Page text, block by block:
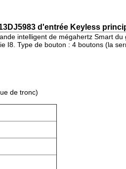
d'entrée Keyless
intelligent de mégahertz Smart
I8. Type de bouton : 4 boutons (la
de tronc)